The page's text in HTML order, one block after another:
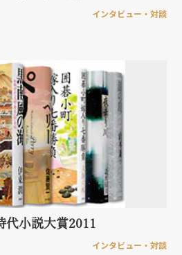
インタビュー・対談
代小説大賞2011
インタビュー・対談